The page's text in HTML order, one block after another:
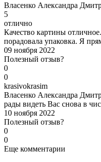
Власенко Александра
5
отлично
Качество картины
порадовала упаковка. Я
09 ноября 2022
Полезный отзыв?
0
0
krasivokrasim
Власенко Александра
рады видеть Вас снова в
10 ноября 2022
Полезный отзыв?
0
0
Еще комментарии